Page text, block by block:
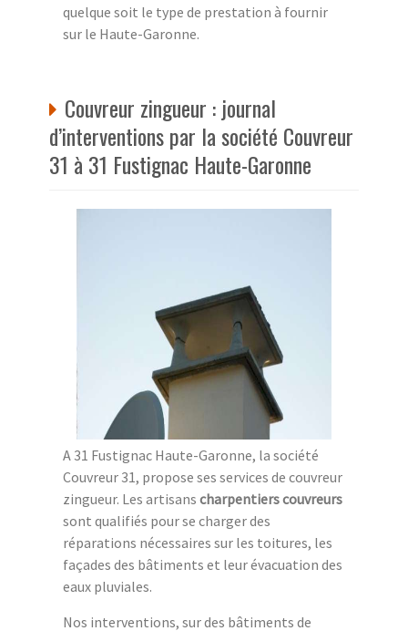
quelque soit le type de prestation à fournir
sur le Haute-Garonne.
Couvreur zingueur : journal
d’interventions par la société Couvreur
31 à 31 Fustignac Haute-Garonne
A 31 Fustignac Haute-Garonne, la société
Couvreur 31, propose ses services de couvreur
zingueur. Les artisans charpentiers couvreurs
sont qualifiés pour se charger des
réparations nécessaires sur les toitures, les
façades des bâtiments et leur évacuation des
eaux pluviales.
Nos interventions, sur des bâtiments de